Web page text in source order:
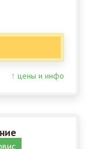
↑ цены и инфо